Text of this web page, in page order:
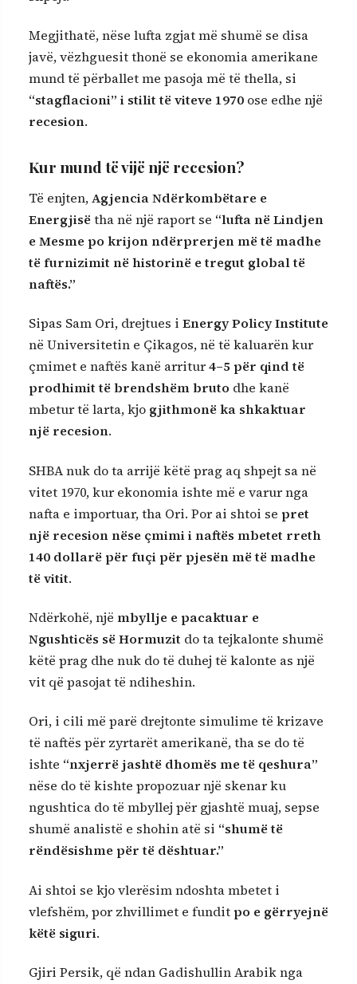
Megjithatë, nëse lufta zgjat më shumë se disa
javë, vëzhguesit thonë se ekonomia amerikane
mund të përballet me pasoja më të thella, si
“stagflacioni” i stilit të viteve 1970 ose edhe një
recesion.
Kur mund të vijë një recesion?
Të enjten,Agjencia Ndërkombëtare e
Energjisëtha në një raport se “lufta në Lindjen
e Mesme po krijon ndërprerjen më të madhe
të furnizimit në historinë e tregut global të
naftës.”
Sipas Sam Ori, drejtues i Energy Policy Institute
në Universitetin e Çikagos, në të kaluarën kur
çmimet e naftës kanë arritur4–5 për qind të
prodhimit të brendshëm bruto dhe kanë
mbetur të larta, kjo gjithmonë ka shkaktuar
një recesion.
SHBA nuk do ta arrijë këtë prag aq shpejt sa në
vitet 1970, kur ekonomia ishte më e varur nga
nafta e importuar, tha Ori. Por ai shtoi se pret
një recesion nëse çmimi i naftës mbetet rreth
140 dollarë për fuçi për pjesën më të madhe
të vitit.
Ndërkohë, një mbyllje e pacaktuar e
Ngushticës së Hormuzit do ta tejkalonte shumë
këtë prag dhe nuk do të duhej të kalonte as një
vit që pasojat të ndiheshin.
Ori, i cili më parë drejtonte simulime të krizave
të naftës për zyrtarët amerikanë, tha se do të
ishte “nxjerrë jashtë dhomës me të qeshura”
nëse do të kishte propozuar një skenar ku
ngushtica do të mbyllej për gjashtë muaj, sepse
shumë analistë e shohin atë si “shumë të
rëndësishme për të dështuar.”
Ai shtoi se kjo vlerësim ndoshta mbetet i
vlefshëm, por zhvillimet e fundit po e gërryejnë
këtë siguri.
Gjiri Persik, që ndan Gadishullin Arabik nga